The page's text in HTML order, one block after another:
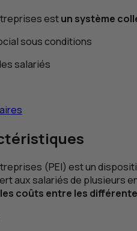
estun système
sous conditions
salariés
(PEI) est un
aux salariés de
coûts entre les